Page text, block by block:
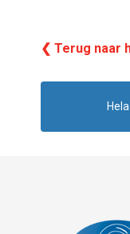
❮ Terug naar